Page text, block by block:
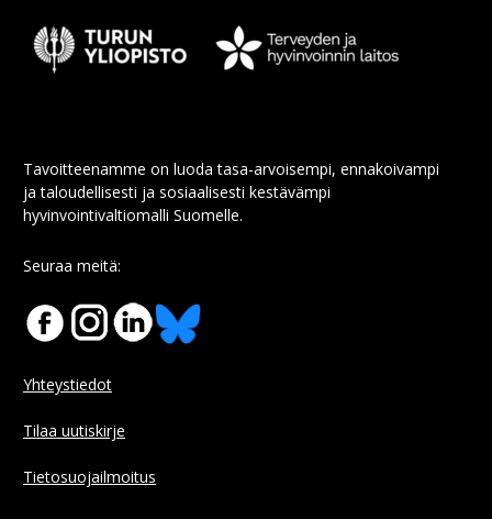
Tavoitteenamme on luoda tasa-arvoisempi, ennakoivampi
ja taloudellisesti ja sosiaalisesti kestävämpi
hyvinvointivaltiomalli Suomelle.
Seuraa meitä:
Yhteystiedot
Tilaa uutiskirje
Tietosuojailmoitus